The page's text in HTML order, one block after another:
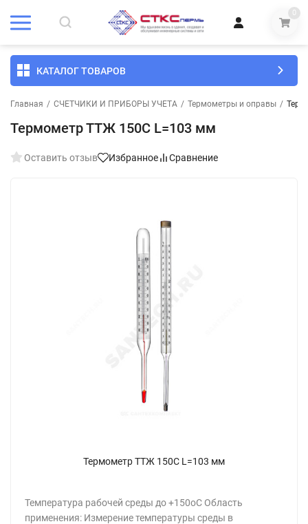
0
КАТАЛОГ ТОВАРОВ
Главная / СЧЕТЧИКИ И ПРИБОРЫ УЧЕТА / Термометры и оправы /
Термометр ТТЖ 150С L=103 мм
Оставить отзыв Избранное Сравнение
Термометр ТТЖ 150С L=103 мм
Температура рабочей среды до +150oC Область
применения: Измерение температуры среды в